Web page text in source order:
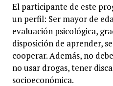
El participante de este
un perfil: Ser mayor de
evaluación psicológica,
disposición de aprender,
cooperar. Además, no
no usar drogas, tener
socioeconómica.